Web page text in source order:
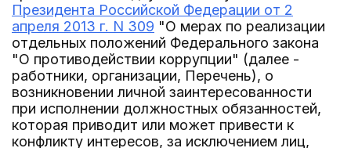
Президента Российской Федерации от 2
апреля 2013 г. N 309 "О мерах по реализации
отдельных положений Федерального закона
"О противодействии коррупции" (далее -
работники, организации, Перечень), о
возникновении личной заинтересованности
при исполнении должностных обязанностей,
которая приводит или может привести к
конфликту интересов, за исключением лиц,